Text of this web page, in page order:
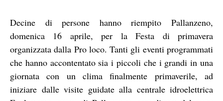
Decine di persone hanno riempito Pallanzeno,
domenica 16 aprile, per la Festa di primavera
organizzata dalla Pro loco. Tanti gli eventi programmati
che hanno accontentato sia i piccoli che i grandi in una
giornata con un clima finalmente primaverile, ad
iniziare dalle visite guidate alla centrale idroelettrica